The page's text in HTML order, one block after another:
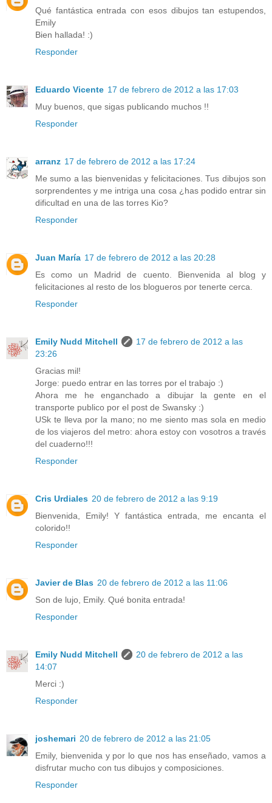
Qué fantástica entrada con esos dibujos tan estupendos,
Emily
Bien hallada! :)
Responder
Eduardo Vicente 17 de febrero de 2012 a las 17:03
Muy buenos, que sigas publicando muchos !!
Responder
arranz 17 de febrero de 2012 a las 17:24
Me sumo a las bienvenidas y felicitaciones. Tus dibujos son
sorprendentes y me intriga una cosa ¿has podido entrar sin
dificultad en una de las torres Kio?
Responder
Juan María 17 de febrero de 2012 a las 20:28
Es como un Madrid de cuento. Bienvenida al blog y
felicitaciones al resto de los blogueros por tenerte cerca.
Responder
Emily Nudd Mitchell
17 de febrero de 2012 a las
23:26
Gracias mil!
Jorge: puedo entrar en las torres por el trabajo :)
Ahora me he enganchado a dibujar la gente en el
transporte publico por el post de Swansky :)
USk te lleva por la mano; no me siento mas sola en medio
de los viajeros del metro: ahora estoy con vosotros a través
del cuaderno!!!
Responder
Cris Urdiales 20 de febrero de 2012 a las 9:19
Bienvenida, Emily! Y fantástica entrada, me encanta el
colorido!!
Responder
Javier de Blas 20 de febrero de 2012 a las 11:06
Son de lujo, Emily. Qué bonita entrada!
Responder
Emily Nudd Mitchell
20 de febrero de 2012 a las
14:07
Merci :)
Responder
joshemari 20 de febrero de 2012 a las 21:05
Emily, bienvenida y por lo que nos has enseñado, vamos a
disfrutar mucho con tus dibujos y composiciones.
Responder